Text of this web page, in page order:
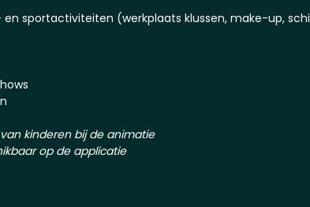
sportactiviteiten (werkplaats klussen, make-up,
kinderen bij de animatie
op de applicatie